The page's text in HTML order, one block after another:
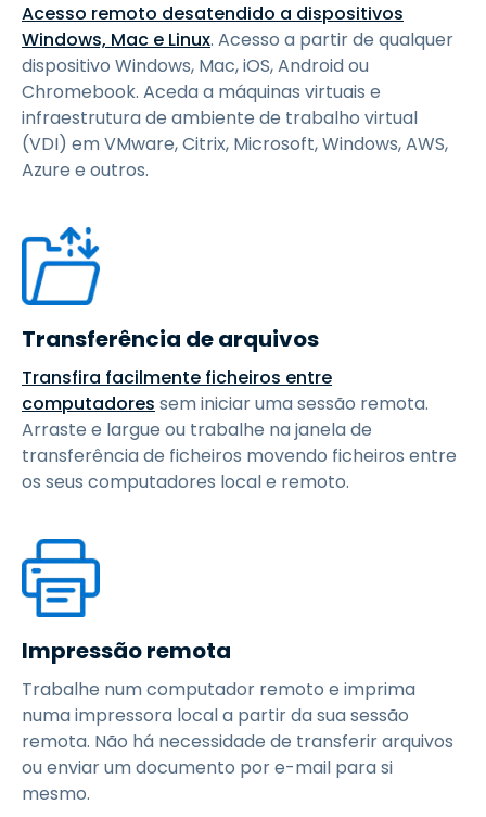
Acesso remoto desatendido a dispositivos
Windows, Mac e Linux. Acesso a partir de qualquer
dispositivo Windows, Mac, iOS, Android ou
Chromebook. Aceda a máquinas virtuais e
infraestrutura de ambiente de trabalho virtual
(VDI) em VMware, Citrix, Microsoft, Windows, AWS,
Azure e outros.
Transferência de arquivos
Transfira facilmente ficheiros entre
computadores sem iniciar uma sessão remota.
Arraste e largue ou trabalhe na janela de
transferência de ficheiros movendo ficheiros entre
os seus computadores local e remoto.
Impressão remota
Trabalhe num computador remoto e imprima
numa impressora local a partir da sua sessão
remota. Não há necessidade de transferir arquivos
ou enviar um documento por e-mail para si
mesmo.